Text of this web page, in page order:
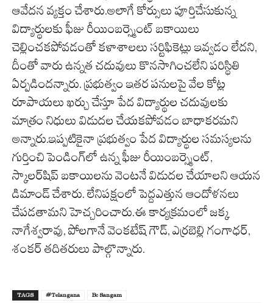
ఆవేదన వ్యక్తం చేశారు.అలాగే కోర్సులు పూర్తిచేసుకున్న
విద్యార్థులకు ఫీజు రీయింబర్స్మెంట్ బకాయిలు
చెల్లించకపోవడంతో కళాశాలలు సర్టిఫికెట్లు ఇవ్వడం లేదని,
దీంతో వారు ఉన్నత చదువులు కొనసాగించలేని పరిస్థితి
ఏర్పడిందన్నారు. ప్రభుత్వం ఇతర పనులపై వేల కోట్ల
రూపాయలు ఖర్చు చేస్తూ పేద విద్యార్థుల చదువులకు
మాత్రం నిధులు విడుదల చేయకపోవడం బాధాకరమని
అన్నారు.ఇప్పటికైనా ప్రభుత్వం పేద విద్యార్థుల సమస్యలను
గుర్తించి పెండింగ్‌లో ఉన్న ఫీజు రీయింబర్స్మెంట్,
స్కాలర్‌షిప్ బకాయిలను వెంటనే విడుదల చేయాలని ఆయన
డిమాండ్ చేశారు. లేనిపక్షంలో పెద్దఎత్తున ఆందోళనలు
చేపడతామని హెచ్చరించారు.ఈ కార్యక్రమంలో జక్క
నాగేశ్వరావు, పోలగానే వెంకటేష్ గౌడ్, ఎర్రబెల్లి గంగాధర్,
శంకర్ తదితరులు పాల్గొన్నారు.
TAGS #Telangana Bc Sangam